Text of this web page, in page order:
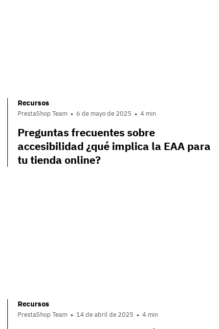
Recursos
PrestaShop Team 6 de mayo de 2025 4 min
Preguntas frecuentes sobre
accesibilidad ¿qué implica la EAA para
tu tienda online?
Recursos
PrestaShop Team 14 de abril de 2025 4 min